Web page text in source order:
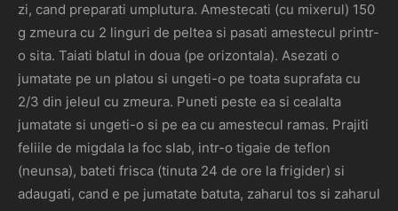
zi, cand preparati umplutura. Amestecati (cu mixerul) 150
g zmeura cu 2 linguri de peltea si pasati amestecul printr-
o sita. Taiati blatul in doua (pe orizontala). Asezati o
jumatate pe un platou si ungeti-o pe toata suprafata cu
2/3 din jeleul cu zmeura. Puneti peste ea si cealalta
jumatate si ungeti-o si pe ea cu amestecul ramas. Prajiti
feliile de migdala la foc slab, intr-o tigaie de teflon
(neunsa), bateti frisca (tinuta 24 de ore la frigider) si
adaugati, cand e pe jumatate batuta, zaharul tos si zaharul